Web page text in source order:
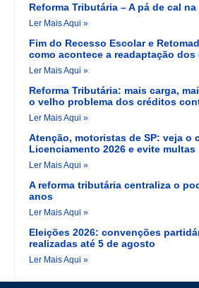
Reforma Tributária – A pá de cal
Ler Mais Aqui »
Fim do Recesso Escolar e
como acontece a readaptação
Ler Mais Aqui »
Reforma Tributária: mais carga,
o velho problema dos créditos
Ler Mais Aqui »
Atenção, motoristas de SP: veja o
Licenciamento 2026 e evite multas
Ler Mais Aqui »
A reforma tributária centraliza o
anos
Ler Mais Aqui »
Eleições 2026: convenções
realizadas até 5 de agosto
Ler Mais Aqui »